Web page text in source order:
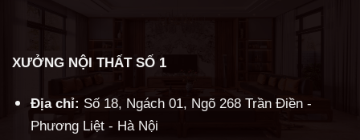
XƯỞNG NỘI THẤT SỐ 1
Địa chỉ: Số 18, Ngách 01, Ngõ 268 Trần Điền -
Phương Liệt - Hà Nội